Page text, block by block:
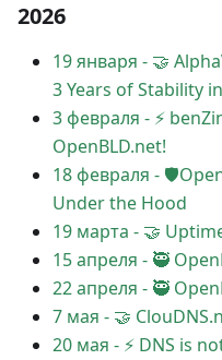
2026
19 января - 🤝
3 Years of Stability
3 февраля - ⚡️
OpenBLD.net!
18 февраля -
Under the Hood
19 марта - 🤝
15 апреля - 🥷
22 апреля - 🥷
7 мая - 🤝
20 мая - ⚡ DNS is